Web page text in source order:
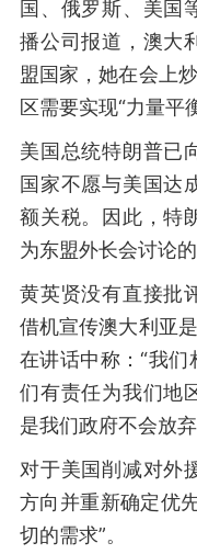
国、俄罗斯、美国
播公司报道，澳大
盟国家，她在会上
区需要实现“力量平衡
美国总统特朗普已
国家不愿与美国达
额关税。因此，特
为东盟外长会讨论
黄英贤没有直接批
借机宣传澳大利亚
在讲话中称：“我
们有责任为我们地
是我们政府不会放
对于美国削减对外
方向并重新确定优
切的需求”。